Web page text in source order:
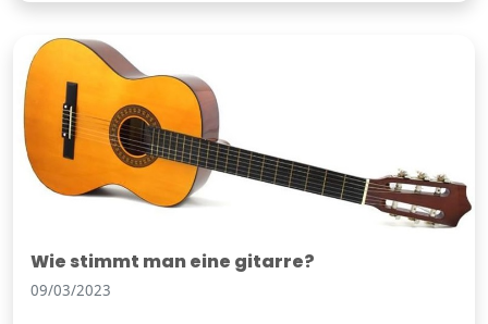
Wie stimmt man eine gitarre?
09/03/2023